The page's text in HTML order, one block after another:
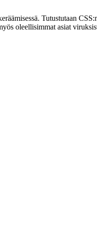
Tutustutaan
oleellisimmat asiat